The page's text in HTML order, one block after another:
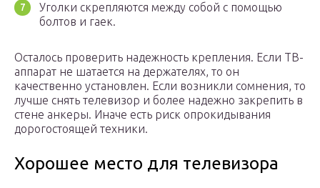
Уголки скрепляются между собой с помощью
болтов и гаек.
Осталось проверить надежность крепления. Если ТВ-
аппарат не шатается на держателях, то он
качественно установлен. Если возникли сомнения, то
лучше снять телевизор и более надежно закрепить в
стене анкеры. Иначе есть риск опрокидывания
дорогостоящей техники.
Хорошее место для телевизора